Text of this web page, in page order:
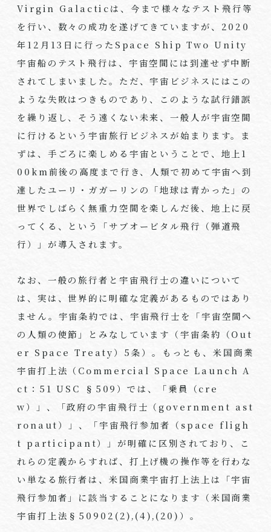
Virgin Galacticは、今まで様々なテスト飛行等
を行い、数々の成功を遂げてきていますが、 2020
年12 月 13 日に行った Space Ship Two Unity
宇宙船のテスト飛行は、宇宙空間には到達せず中断
されてしまいました。ただ、宇宙ビジネスにはこの
ような失敗はつきものであり、このような試行錯誤
を繰り返し、そう遠くない未来、一般人が宇宙空間
に行けるという宇宙旅行ビジネスが始まります。ま
ずは、手ごろに楽しめる宇宙ということで、地上 1
00km前後の高度まで行き、人類で初めて宇宙へ到
達したユーリ・ガガーリンの「地球は青かった」の
世界でしばらく無重力空間を楽しんだ後、地上に戻
ってくる、という「サブオービタル飛行（弾道飛
行）」が導入されます。
なお、一般の旅行者と宇宙飛行士の違いについて
は、実は、世界的に明確な定義があるものではあり
ません。宇宙条約では、宇宙飛行士を「宇宙空間へ
の人類の使節」とみなしています（宇宙条約（Out
er Space Treaty） 5条）。もっとも、米国商業
宇宙打上法（ Commercial Space Launch A
ct ： 51 USC § 509 ）では、「乗員（cre
w）」、「政府の宇宙飛行士（ government ast
ronaut）」、「宇宙飛行参加者（ space fligh
t participant）」が明確に区別されており、こ
れらの定義からすれば、打上げ機の操作等を行わな
い単なる旅行者は、米国商業宇宙打上法上は「宇宙
飛行参加者」に該当することになります（米国商業
宇宙打上法§ 50902(2),(4),(20) ）。